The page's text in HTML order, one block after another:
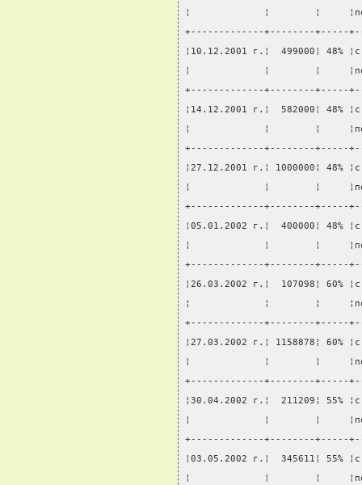
¦             ¦        ¦     ¦по
+-------------+--------+-----
¦10.12.2001 г.¦  499000¦ 48%
¦             ¦        ¦     ¦по
+-------------+--------+-----
¦14.12.2001 г.¦  582000¦ 48%
¦             ¦        ¦     ¦по
+-------------+--------+-----
¦27.12.2001 г.¦ 1000000¦ 48%
¦             ¦        ¦     ¦по
+-------------+--------+-----
¦05.01.2002 г.¦  400000¦ 48%
¦             ¦        ¦     ¦по
+-------------+--------+-----
¦26.03.2002 г.¦  107098¦ 60%
¦             ¦        ¦     ¦по
+-------------+--------+-----
¦27.03.2002 г.¦ 1158878¦ 60%
¦             ¦        ¦     ¦по
+-------------+--------+-----
¦30.04.2002 г.¦  211209¦ 55%
¦             ¦        ¦     ¦по
+-------------+--------+-----
¦03.05.2002 г.¦  345611¦ 55%
¦             ¦        ¦     ¦по